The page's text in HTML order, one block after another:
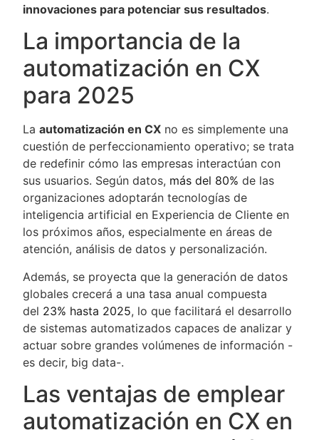
innovaciones para potenciar sus resultados.
La importancia de la
automatización en CX
para 2025
La automatización en CX no es simplemente una
cuestión de perfeccionamiento operativo; se trata
de redefinir cómo las empresas interactúan con
sus usuarios. Según datos, más del 80% de las
organizaciones adoptarán tecnologías de
inteligencia artificial en Experiencia de Cliente en
los próximos años, especialmente en áreas de
atención, análisis de datos y personalización​.
Además, se proyecta que la generación de datos
globales crecerá a una tasa anual compuesta
del 23% hasta 2025, lo que facilitará el desarrollo
de sistemas automatizados capaces de analizar y
actuar sobre grandes volúmenes de información​ -
es decir, big data-.
Las ventajas de emplear
automatización en CX en